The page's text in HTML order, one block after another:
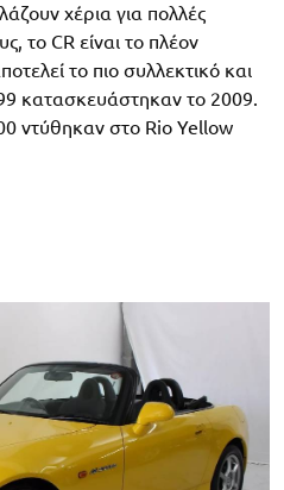
χέρια για πολλές
το CR είναι το πλέον
το πιο συλλεκτικό και
κατασκευάστηκαν το 2009.
ντύθηκαν στο Rio Yellow